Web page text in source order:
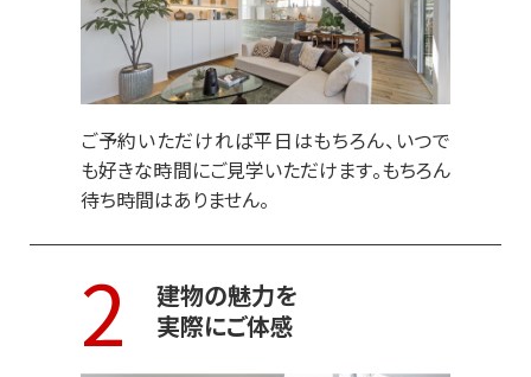
ご予約いただければ平日はもちろん、いつで
も好きな時間にご見学いただけます。もちろん
待ち時間はありません。
2
建物の魅力を
実際にご体感